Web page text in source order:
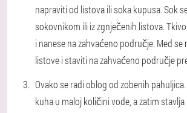
napraviti od listova ili soka kupusa. Sok
sokovnikom ili iz zgnječenih listova.
i nanese na zahvaćeno područje. Med
listove i staviti na zahvaćeno područje
Ovako se radi oblog od zobenih
kuha u maloj količini vode, a zatim